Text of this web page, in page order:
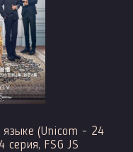
языке (Unicom - 24
FSG JS